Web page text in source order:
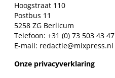
Hoogstraat 110
Postbus 11
5258 ZG Berlicum
Telefoon: +31 (0) 73 503 43 47
E-mail: redactie@mixpress.nl
Onze privacyverklaring